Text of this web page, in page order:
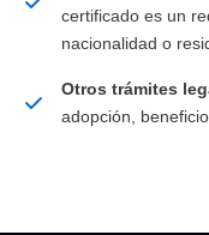
certificado es un
nacionalidad o
Otros trámites
adopción,